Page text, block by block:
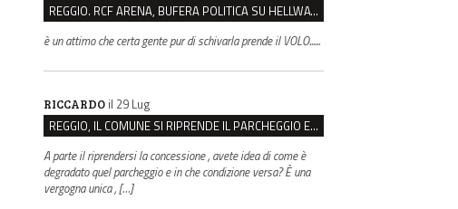
REGGIO. RCF ARENA, BUFERA POLITICA SU HELLWATT FESTIVAL
è un attimo che certa gente pur di schivarla prende il VOLO......
RICCARDO il 29 Lug
REGGIO, IL COMUNE SI RIPRENDE IL PARCHEGGIO EX CASERMA ZUCCHI PER 4,6 MILIONI
A parte il riprendersi la concessione , avete idea di come è
degradato quel parcheggio e in che condizione versa? È una
vergogna unica , […]